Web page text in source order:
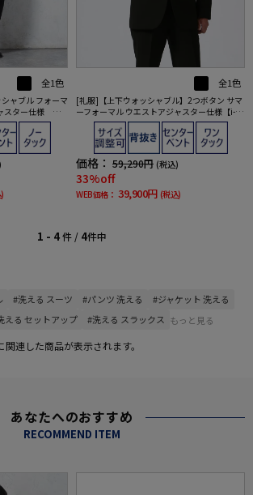
全1色
ャブル フォーマ
スター仕様 通
マル】
全1色
[礼服]【上下ウォッシャブル】2つボタン サマ
ーフォーマル ウエストアジャスター仕様【i-Fo
rmal アイフォーマル】春夏 礼服【定番】
価格： 59,290円 (税込)
33%off
WEB価格： 39,900円 (税込)
1 - 4件 / 4件中
#洗える スーツ #パンツ 洗える
#ジャケット 洗える
える セットアップ #洗える スラックス もっと見る
連した商品が表示されます。
あなたへのおすすめ
RECOMMEND ITEM